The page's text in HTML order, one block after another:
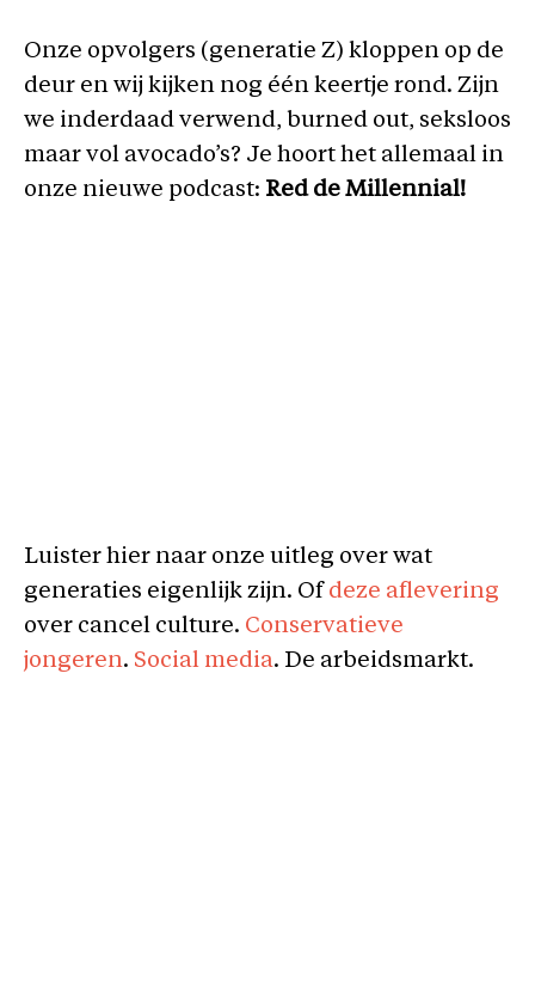
Onze opvolgers (generatie Z) kloppen op de
deur en wij kijken nog één keertje rond. Zijn
we inderdaad verwend, burned out, seksloos
maar vol avocado’s? Je hoort het allemaal in
onze nieuwe podcast: Red de Millennial!
Luister hier naar onze uitleg over wat
generaties eigenlijk zijn. Of deze aflevering
over cancel culture. Conservatieve
jongeren. Social media. De arbeidsmarkt.